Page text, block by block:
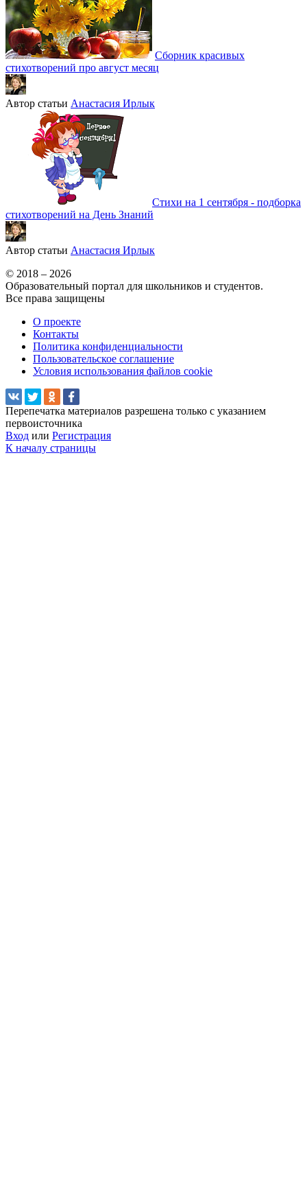
Сборник красивых
стихотворений про август месяц
Автор статьи Анастасия Ирлык
Стихи на 1 сентября - подборка
стихотворений на День Знаний
Автор статьи Анастасия Ирлык
© 2018 – 2026
Образовательный портал для школьников и студентов.
Все права защищены
О проекте
Контакты
Политика конфиденциальности
Пользовательское соглашение
Условия использования файлов cookie
Перепечатка материалов разрешена только с указанием
первоисточника
Вход или Регистрация
К началу страницы